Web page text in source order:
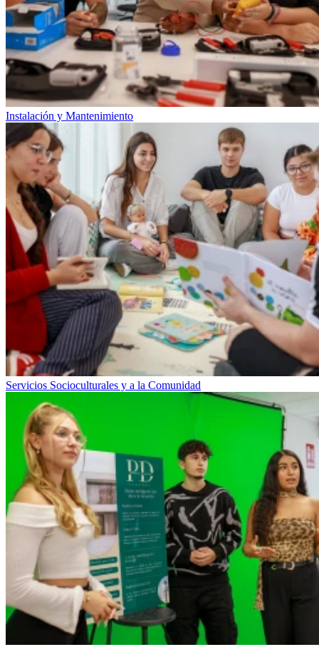
Instalación y Mantenimiento
Servicios Socioculturales y a la Comunidad